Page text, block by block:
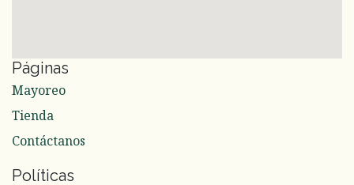
Páginas
Mayoreo
Tienda
Contáctanos
Políticas